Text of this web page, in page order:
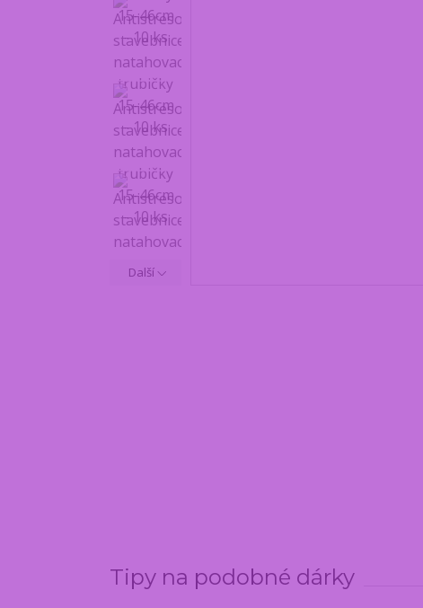
Další
Tipy na podobné dárky